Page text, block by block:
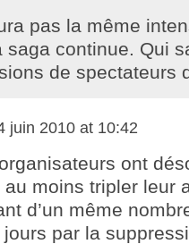
pas la même
saga continue. Qui
de spectateurs
juin 2010 at 10:42
ont
au moins tripler leur
d’un même
jours par la